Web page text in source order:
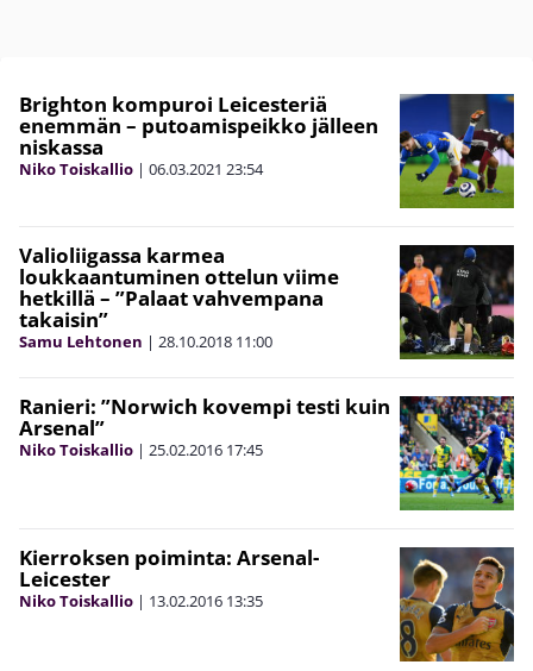
Brighton kompuroi Leicesteriä
enemmän – putoamispeikko jälleen
niskassa
Niko Toiskallio | 06.03.2021 23:54
Valioliigassa karmea
loukkaantuminen ottelun viime
hetkillä – ”Palaat vahvempana
takaisin”
Samu Lehtonen | 28.10.2018 11:00
Ranieri: ”Norwich kovempi testi kuin
Arsenal”
Niko Toiskallio | 25.02.2016 17:45
Kierroksen poiminta: Arsenal-
Leicester
Niko Toiskallio | 13.02.2016 13:35